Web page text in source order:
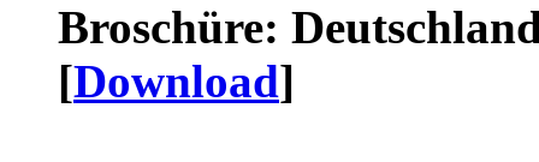
Broschüre:
[Download]